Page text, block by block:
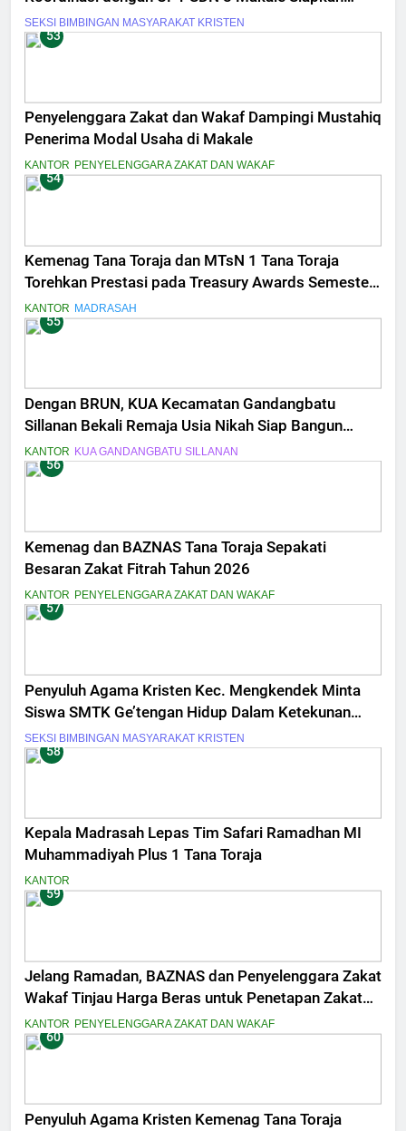
Bimbingan Rohani
SEKSI BIMBINGAN MASYARAKAT KRISTEN
53
Penyelenggara Zakat dan Wakaf Dampingi Mustahiq
Penerima Modal Usaha di Makale
KANTOR PENYELENGGARA ZAKAT DAN WAKAF
54
Kemenag Tana Toraja dan MTsN 1 Tana Toraja
Torehkan Prestasi pada Treasury Awards Semester
II 2025
KANTOR MADRASAH
55
Dengan BRUN, KUA Kecamatan Gandangbatu
Sillanan Bekali Remaja Usia Nikah Siap Bangun
Keluarga Sakinah
KANTOR KUA GANDANGBATU SILLANAN
56
Kemenag dan BAZNAS Tana Toraja Sepakati
Besaran Zakat Fitrah Tahun 2026
KANTOR PENYELENGGARA ZAKAT DAN WAKAF
57
Penyuluh Agama Kristen Kec. Mengkendek Minta
Siswa SMTK Ge’tengan Hidup Dalam Ketekunan
Iman
SEKSI BIMBINGAN MASYARAKAT KRISTEN
58
Kepala Madrasah Lepas Tim Safari Ramadhan MI
Muhammadiyah Plus 1 Tana Toraja
KANTOR
59
Jelang Ramadan, BAZNAS dan Penyelenggara Zakat
Wakaf Tinjau Harga Beras untuk Penetapan Zakat
Fitrah
KANTOR PENYELENGGARA ZAKAT DAN WAKAF
60
Penyuluh Agama Kristen Kemenag Tana Toraja